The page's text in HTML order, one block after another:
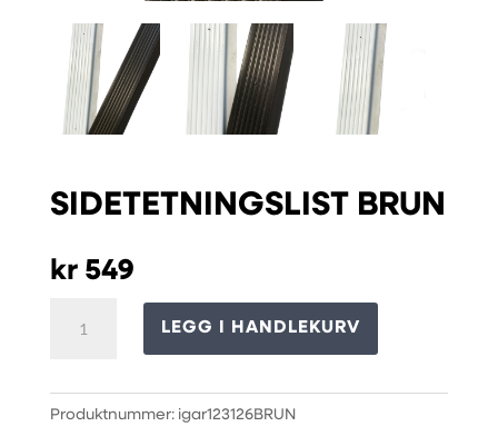
SIDETETNINGSLIST BRUN
kr549
LEGG I HANDLEKURV
Produktnummer: igar123126BRUN